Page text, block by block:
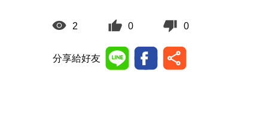
2 0 0
分享給好友